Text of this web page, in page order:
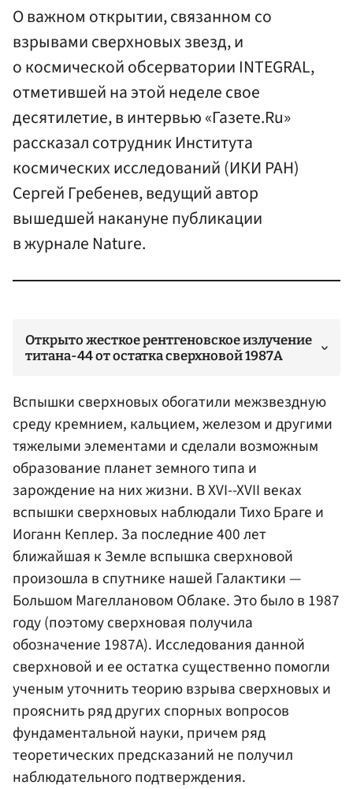
О важном открытии, связанном со
взрывами сверхновых звезд, и
о космической обсерватории INTEGRAL,
отметившей на этой неделе свое
десятилетие, в интервью «Газете.Ru»
рассказал сотрудник Института
космических исследований (ИКИ РАН)
Сергей Гребенев, ведущий автор
вышедшей накануне публикации
в журнале Nature.
Открыто жесткое рентгеновское излучение
титана-44 от остатка сверхновой 1987A
Вспышки сверхновых обогатили межзвездную
среду кремнием, кальцием, железом и другими
тяжелыми элементами и сделали возможным
образование планет земного типа и
зарождение на них жизни. В XVI--XVII веках
вспышки сверхновых наблюдали Тихо Браге и
Иоганн Кеплер. За последние 400 лет
ближайшая к Земле вспышка сверхновой
произошла в спутнике нашей Галактики —
Большом Магеллановом Облаке. Это было в 1987
году (поэтому сверхновая получила
обозначение 1987A). Исследования данной
сверхновой и ее остатка существенно помогли
ученым уточнить теорию взрыва сверхновых и
прояснить ряд других спорных вопросов
фундаментальной науки, причем ряд
теоретических предсказаний не получил
наблюдательного подтверждения.